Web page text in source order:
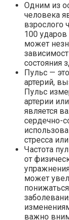
Одним из
человека
взрослого
100 ударов
может
состояния
Пульс —
артерий,
Пульс
артерии
является
сердечно-
стресса
Частота
от
может
важно